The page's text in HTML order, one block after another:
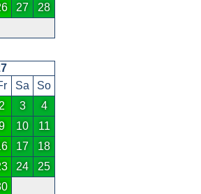
27
28
Sa
So
2 3
4
10
11
17
18
24
25